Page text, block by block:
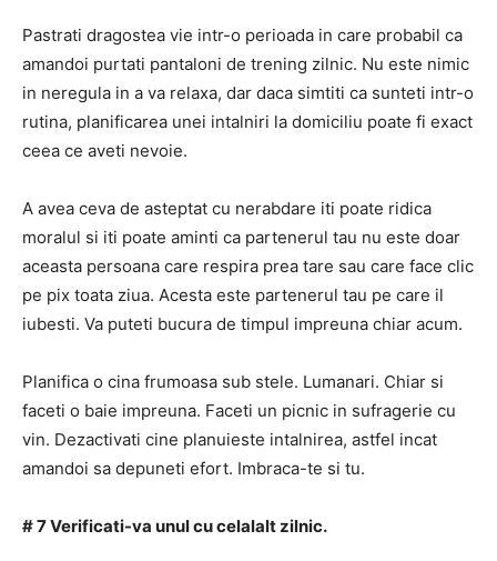
Pastrati dragostea vie intr-o perioada in care probabil ca
amandoi purtati pantaloni de trening zilnic. Nu este nimic
in neregula in a va relaxa, dar daca simtiti ca sunteti intr-o
rutina, planificarea unei intalniri la domiciliu poate fi exact
ceea ce aveti nevoie.
A avea ceva de asteptat cu nerabdare iti poate ridica
moralul si iti poate aminti ca partenerul tau nu este doar
aceasta persoana care respira prea tare sau care face clic
pe pix toata ziua. Acesta este partenerul tau pe care il
iubesti. Va puteti bucura de timpul impreuna chiar acum.
Planifica o cina frumoasa sub stele. Lumanari. Chiar si
faceti o baie impreuna. Faceti un picnic in sufragerie cu
vin. Dezactivati cine planuieste intalnirea, astfel incat
amandoi sa depuneti efort. Imbraca-te si tu.
# 7 Verificati-va unul cu celalalt zilnic.